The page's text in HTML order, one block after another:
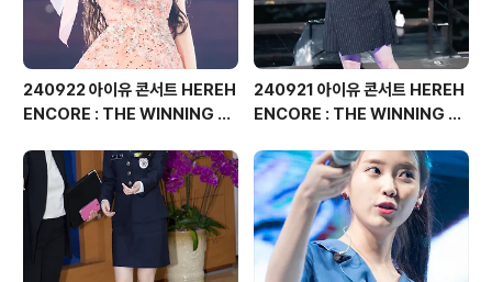
240922 아이유 콘서트 HEREH
ENCORE : THE WINNING 직
240921 아이유 콘서트 HEREH
ENCORE : THE WINNING 직